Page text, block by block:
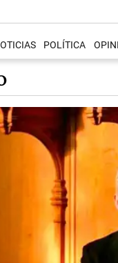
POLÍTICA